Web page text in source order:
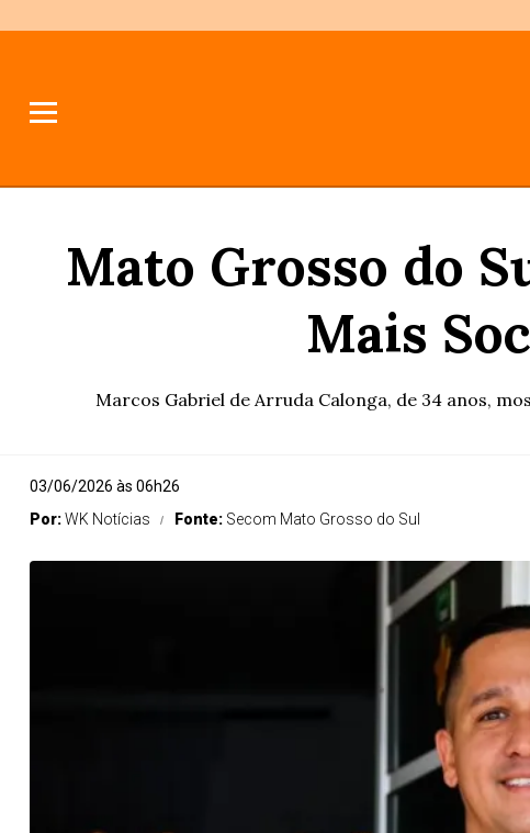
Mato Grosso do
Mais
Marcos Gabriel de Arruda Calonga, de 34 anos,
03/06/2026 às 06h26
Por:WK Notícias Fonte: Secom Mato Grosso do Sul